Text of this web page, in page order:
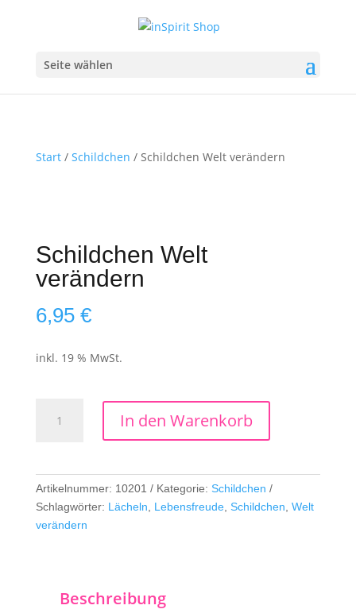
Seite wählen
Start/ Schildchen / Schildchen Welt verändern
Schildchen Welt
verändern
6,95 €
inkl. 19 % MwSt.
In den Warenkorb
Artikelnummer: 10201 Kategorie: Schildchen
Schlagwörter: Lächeln Lebensfreude, Schildchen Welt
verändern
Beschreibung